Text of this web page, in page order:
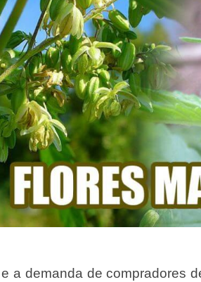
a demanda de compradores